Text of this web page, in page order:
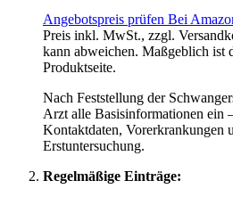
Angebotspreis prüfen Bei
Preis inkl. MwSt., zzgl.
kann abweichen. Maßgeblich ist
Produktseite.
Nach Feststellung der
Arzt alle Basisinformationen ein
Kontaktdaten, Vorerkrankungen
Erstuntersuchung.
Regelmäßige Einträge: